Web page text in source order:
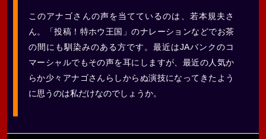
このアナゴさんの声を当てているのは、若本規夫さ
ん。「投稿！特ホウ王国」のナレーションなどでお茶
の間にも馴染みのある方です。最近はJAバンクのコ
マーシャルでもその声を耳にしますが、最近の人気か
らか少々アナゴさんらしからぬ演技になってきたよう
に思うのは私だけなのでしょうか。